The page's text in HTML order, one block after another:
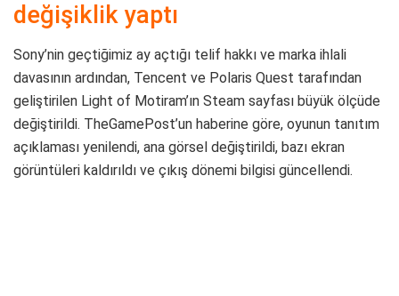
değişiklik yaptı
Sony’nin geçtiğimiz ay açtığı telif hakkı ve marka ihlali
davasının ardından, Tencent ve Polaris Quest tarafından
geliştirilen Light of Motiram’ın Steam sayfası büyük ölçüde
değiştirildi. TheGamePost’un haberine göre, oyunun tanıtım
açıklaması yenilendi, ana görsel değiştirildi, bazı ekran
görüntüleri kaldırıldı ve çıkış dönemi bilgisi güncellendi.